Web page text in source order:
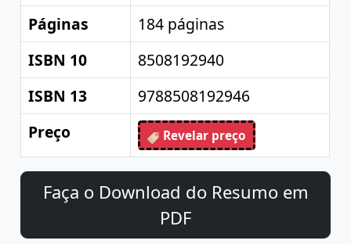
Páginas
184 páginas
ISBN 10
8508192940
ISBN 13
9788508192946
Preço
Revelar preço
Faça o Download do Resumo em
PDF